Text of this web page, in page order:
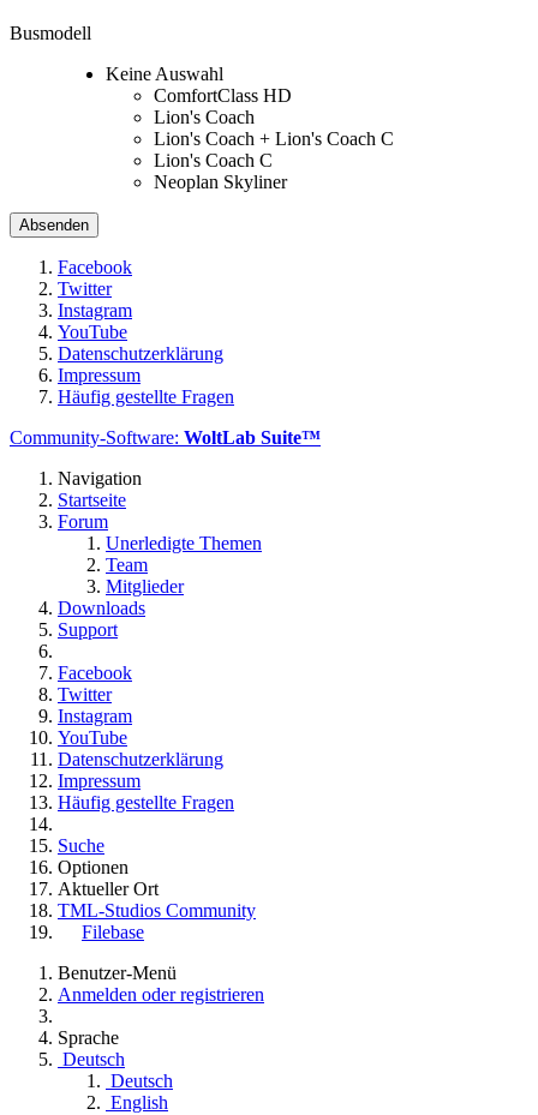
Busmodell
Keine Auswahl
ComfortClass HD
Lion's Coach
Lion's Coach + Lion's Coach C
Lion's Coach C
Neoplan Skyliner
Facebook
Twitter
Instagram
YouTube
Datenschutzerklärung
Impressum
Häufig gestellte Fragen
Community-Software: WoltLab Suite™
Navigation
Startseite
Forum
Unerledigte Themen
Team
Mitglieder
Downloads
Support
Facebook
Twitter
Instagram
YouTube
Datenschutzerklärung
Impressum
Häufig gestellte Fragen
Suche
Optionen
Aktueller Ort
TML-Studios Community
Filebase
Benutzer-Menü
Anmelden oder registrieren
Sprache
Deutsch
Deutsch
English